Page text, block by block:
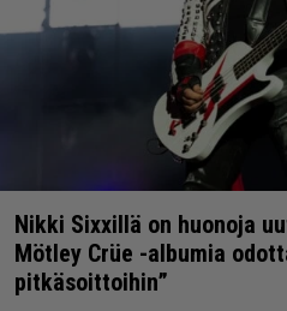
Nikki Sixxillä on huonoja
Mötley Crüe -albumia
pitkäsoittoihin”